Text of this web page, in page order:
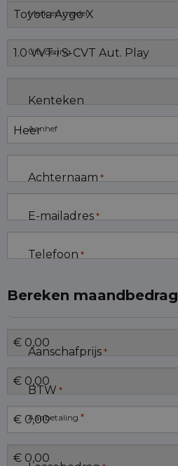
Merk en model
Uitvoering
Kenteken
Aanhef
Achternaam *
E-mailadres *
Telefoon *
Bereken maandbedrag
Aanschafprijs *
BTW *
Aanbetaling *